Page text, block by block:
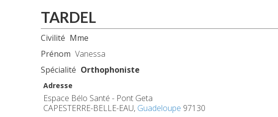
TARDEL
Civilité Mme
Prénom Vanessa
Spécialité Orthophoniste
Adresse
Espace Bélo Santé - Pont Geta
CAPESTERRE-BELLE-EAU, Guadeloupe 97130